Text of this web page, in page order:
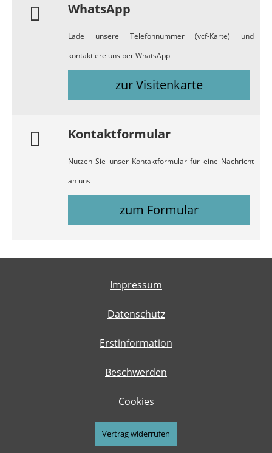
WhatsApp
Lade unsere Telefonnummer (vcf-Karte) und
kontaktiere uns per WhatsApp
zur Visitenkarte
Kontaktformular
Nutzen Sie unser Kontaktformular für eine Nachricht
an uns
zum Formular
Impressum
Datenschutz
Erstinformation
Beschwerden
Cookies
Vertrag widerrufen